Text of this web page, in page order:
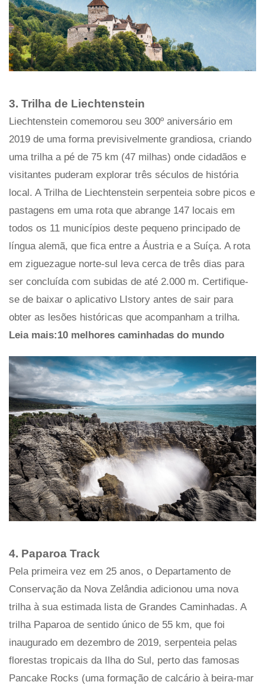
3. Trilha de Liechtenstein
Liechtenstein comemorou seu 300º aniversário em
2019 de uma forma previsivelmente grandiosa, criando
uma trilha a pé de 75 km (47 milhas) onde cidadãos e
visitantes puderam explorar três séculos de história
local. A Trilha de Liechtenstein serpenteia sobre picos e
pastagens em uma rota que abrange 147 locais em
todos os 11 municípios deste pequeno principado de
língua alemã, que fica entre a Áustria e a Suíça. A rota
em ziguezague norte-sul leva cerca de três dias para
ser concluída com subidas de até 2.000 m. Certifique-
se de baixar o aplicativo LIstory antes de sair para
obter as lesões históricas que acompanham a trilha.
Leia mais:10 melhores caminhadas do mundo
4. Paparoa Track
Pela primeira vez em 25 anos, o Departamento de
Conservação da Nova Zelândia adicionou uma nova
trilha à sua estimada lista de Grandes Caminhadas. A
trilha Paparoa de sentido único de 55 km, que foi
inaugurado em dezembro de 2019, serpenteia pelas
florestas tropicais da Ilha do Sul, perto das famosas
Pancake Rocks (uma formação de calcário à beira-mar